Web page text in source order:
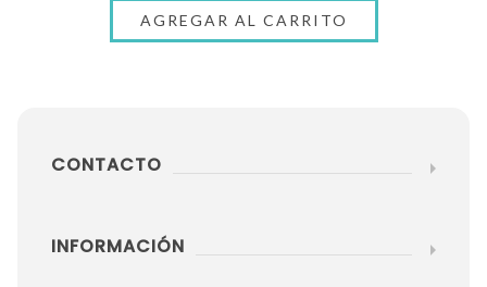
CONTACTO
INFORMACIÓN